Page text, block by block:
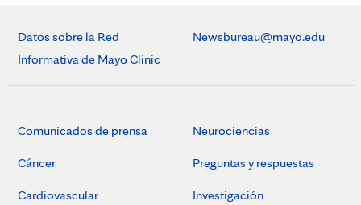
Datos sobre la Red
Informativa de Mayo Clinic
Newsbureau@mayo.edu
Comunicados de prensa
Cáncer
Cardiovascular
Neurociencias
Preguntas y respuestas
Investigación